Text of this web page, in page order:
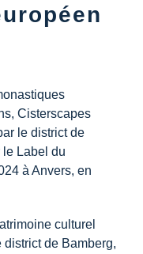
Cisterscapes
le district de
le Label du
à Anvers, en
culturel
de Bamberg,